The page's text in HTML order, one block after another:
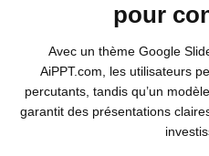
pour
Avec un thème Google
AiPPT.com, les utilisateurs
percutants, tandis qu’un
garantit des présentations